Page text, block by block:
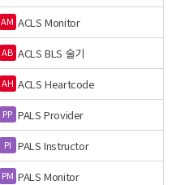
AM ACLS Monitor
AB ACLS BLS 술기
AH ACLS Heartcode
PP PALS Provider
PI PALS Instructor
PM PALS Monitor